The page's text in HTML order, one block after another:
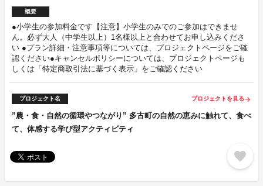
概要
●小学生の参加料金です【注意】小学生のみでのご参加はできませ
ん。必ず大人（中学生以上）1名様以上と合わせてお申し込みくださ
い ●プラン詳細・注意事項等については、プロジェクトページをご確
認ください●キャンセルポリシーについては、プロジェクトページも
しくは「特定商取引法に基づく表示」をご確認ください
プロジェクト名 プロジェクトを見る arrow_forward
”農・⾷・⾃然の循環やつながり” 多古町の⾃然の恵みに触れて、食べ
て、体感する学び型アクティビティ
favorite